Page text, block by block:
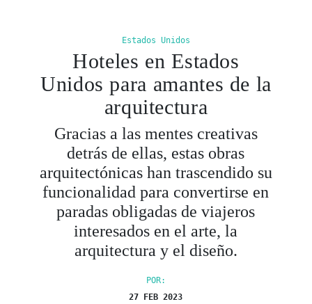
Estados Unidos
Hoteles en Estados
Unidos para amantes de la
arquitectura
Gracias a las mentes creativas
detrás de ellas, estas obras
arquitectónicas han trascendido su
funcionalidad para convertirse en
paradas obligadas de viajeros
interesados en el arte, la
arquitectura y el diseño.
POR:
27 FEB 2023